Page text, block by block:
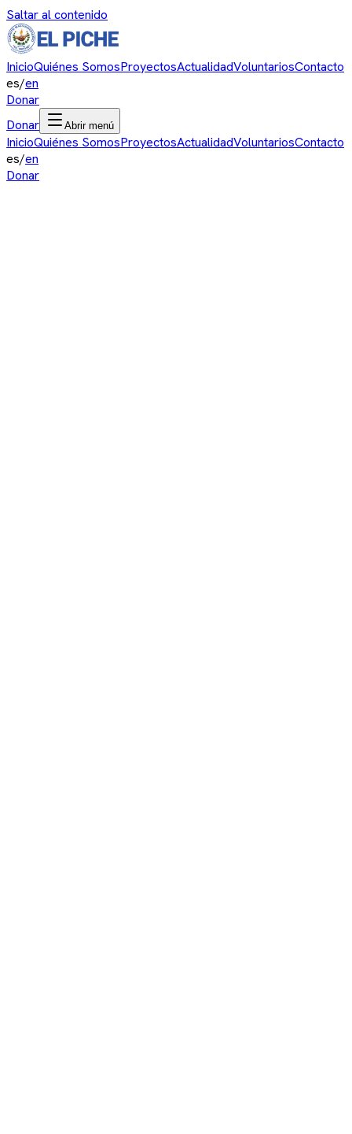
Saltar al contenido
InicioQuiénes SomosProyectosActualidadVoluntariosContacto
es/en
Donar
Donar
Abrir menú
InicioQuiénes SomosProyectosActualidadVoluntariosContacto
es/en
Donar